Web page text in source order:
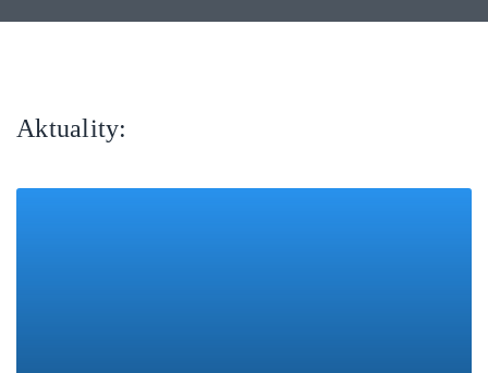
Aktuality: